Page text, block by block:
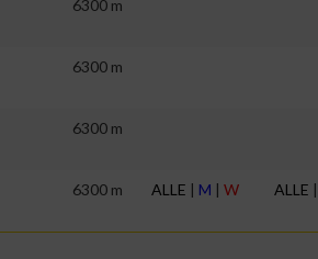
6300 m
6300 m
6300 m
6300 m ALLE | M | W ALLE |